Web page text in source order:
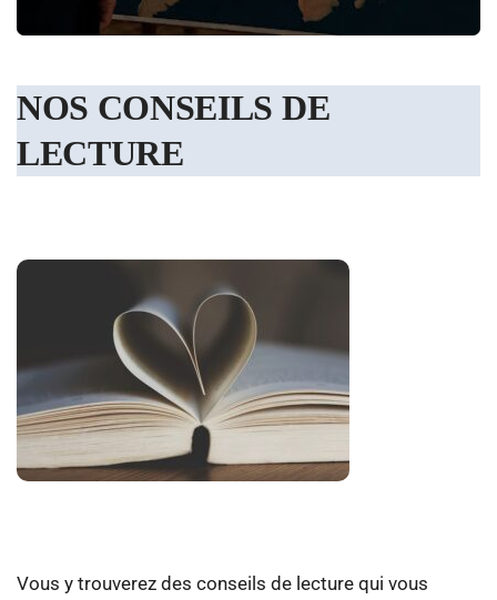
NOS CONSEILS DE
LECTURE
Vous y trouverez des conseils de lecture qui vous